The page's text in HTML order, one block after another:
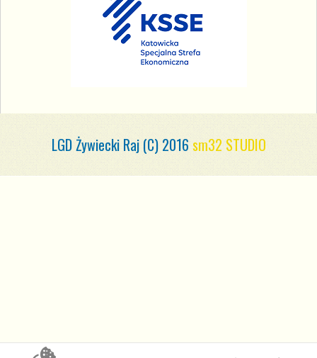
LGD Żywiecki Raj (C) 2016 sm32 STUDIO